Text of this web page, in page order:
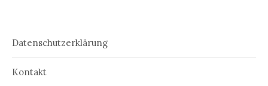
Datenschutzerklärung
Kontakt